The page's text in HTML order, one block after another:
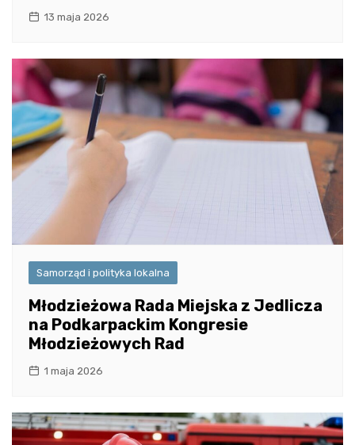
13 maja 2026
Samorząd i polityka lokalna
Młodzieżowa Rada Miejska z Jedlicza
na Podkarpackim Kongresie
Młodzieżowych Rad
1 maja 2026